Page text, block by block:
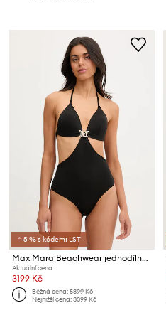
*-5 % s kódem: LST
Max Mara Beachwear jednodílné plavky dámské CAMBRA
Aktuální cena:
3199 Kč
Běžná cena:5399 Kč
Nejnižší cena:3399 Kč